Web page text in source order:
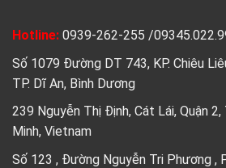
Hotline: 0939-262-255 /
Số 1079 Đường DT 743, KP. Chiêu
TP. Dĩ An, Bình Dương
239 Nguyễn Thị Định, Cát Lái, Quận
Minh, Vietnam
Số 123 , Đường Nguyễn Tri Phương ,